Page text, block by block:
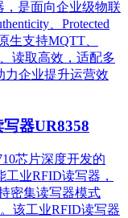
，是面向企业级物联
、Protected
生支持MQTT、
读取高效，适配多
力企业提升运营效
器UR8358
芯片深度开发的
业RFID读写器，
密集读写器模式
该工业RFID读写器